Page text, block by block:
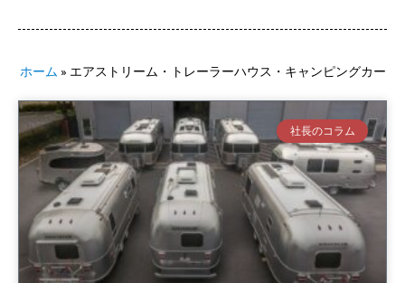
ホーム » エアストリーム・トレーラーハウス・キャンピングカー
社長のコラム